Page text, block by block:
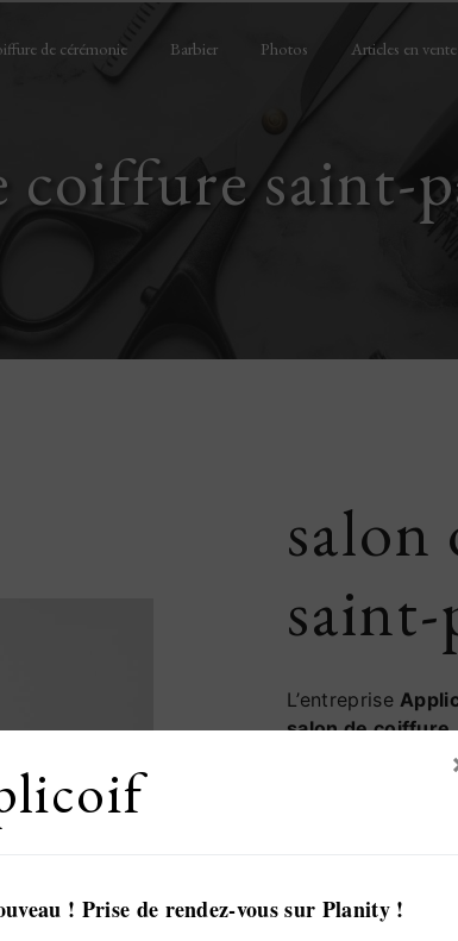
! Prise de rendez-vous sur Planity !
de cérémonie Barbier Photos Articles en vente
coiffure saint-
salon
saint-
L’entreprise
salon de coiffure
Entreprise usant
qualité, nous
satisfaire. Nous
salon
besoins. Si vous
à votre
renseignements